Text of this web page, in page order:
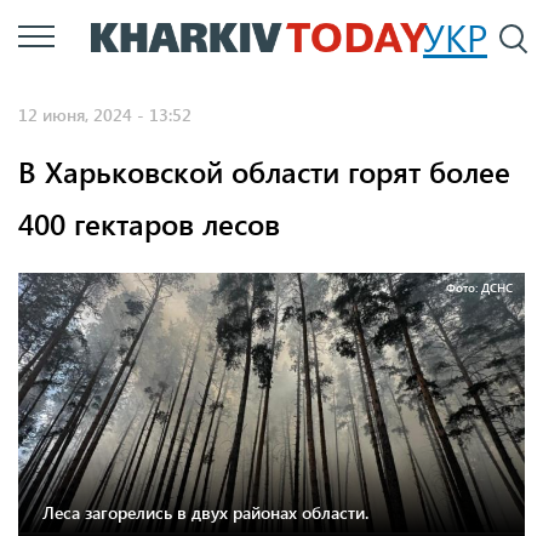
Перейти
к
УКР
12 июня, 2024 - 13:52
В Харьковской области горят более
400 гектаров лесов
Фото: ДСНС
Леса загорелись в двух районах области.